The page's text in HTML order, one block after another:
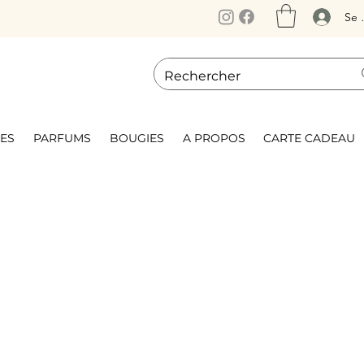
Se
PARFUMS BOUGIES A PROPOS CARTE CADEAU